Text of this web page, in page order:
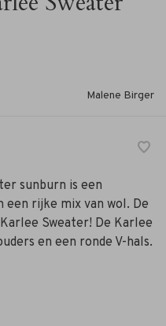
Malene Birger
sunburn is een
een rijke mix van wol. De
Sweater! De Karlee
en een ronde V-hals.